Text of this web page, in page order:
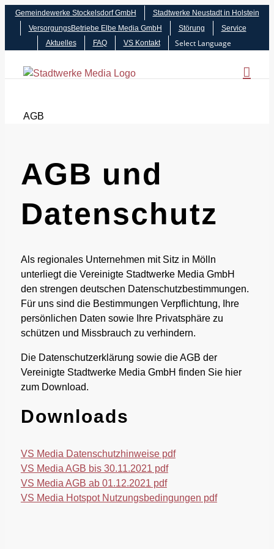
Zum
Gemeindewerke Stockelsdorf GmbH
Stadtwerke Neustadt in Holstein
VersorgungsBetriebe Elbe Media GmbH
Störung
Service
Aktuelles
FAQ VS Kontakt
AGB
AGB und
Datenschutz
Als regionales Unternehmen mit Sitz in Mölln
unterliegt die Vereinigte Stadtwerke Media GmbH
den strengen deutschen Datenschutzbestimmungen.
Für uns sind die Bestimmungen Verpflichtung, Ihre
persönlichen Daten sowie Ihre Privatsphäre zu
schützen und Missbrauch zu verhindern.
Die Datenschutzerklärung sowie die AGB der
Vereinigte Stadtwerke Media GmbH finden Sie hier
zum Download.
Downloads
VS Media Datenschutzhinweise pdf
VS Media AGB bis 30.11.2021 pdf
VS Media AGB ab 01.12.2021 pdf
VS Media Hotspot Nutzungsbedingungen pdf